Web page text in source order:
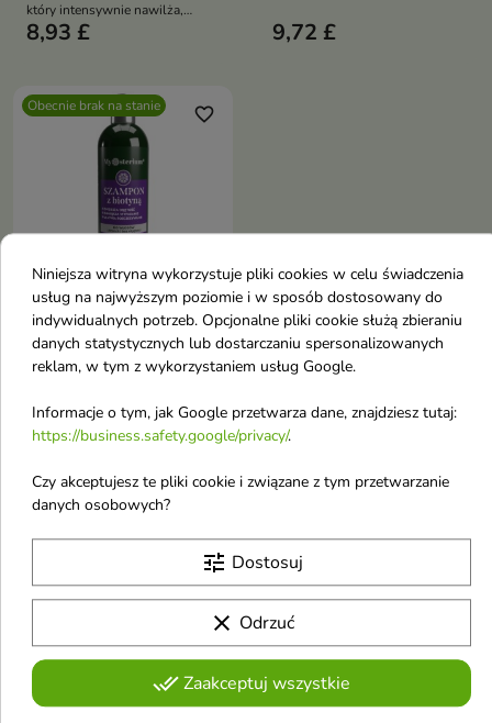
M
Ministry of Gourmand
Mysterium
który intensywnie nawilża,
wygładza i chroni włosy suche
8,93 £
objętości, miękkości i zdrowego
blasku
9,72 £
Obecnie brak na stanie favorite_border
Mysterium Szampon do
włosów cienkich i bez
ml
Wzmacniający szampon z
oczyszcza, odżywia i dodaje
objętości cienkim, osłabionym
włosom
9,72 £
Pokazano 1-7 z 7 pozycji
Niniejsza witryna wykorzystuje pliki cookies w celu świadczenia
usług na najwyższym poziomie i w sposób dostosowany do
indywidualnych potrzeb. Opcjonalne pliki cookie służą zbieraniu
danych statystycznych lub dostarczaniu spersonalizowanych
reklam, w tym z wykorzystaniem usług Google.
Informacje o tym, jak Google przetwarza dane, znajdziesz tutaj:
https://business.safety.google/privacy/.
Czy akceptujesz te pliki cookie i związane z tym przetwarzanie
danych osobowych?
tune Dostosuj
clear Odrzuć
done_allZaakceptuj wszystkie